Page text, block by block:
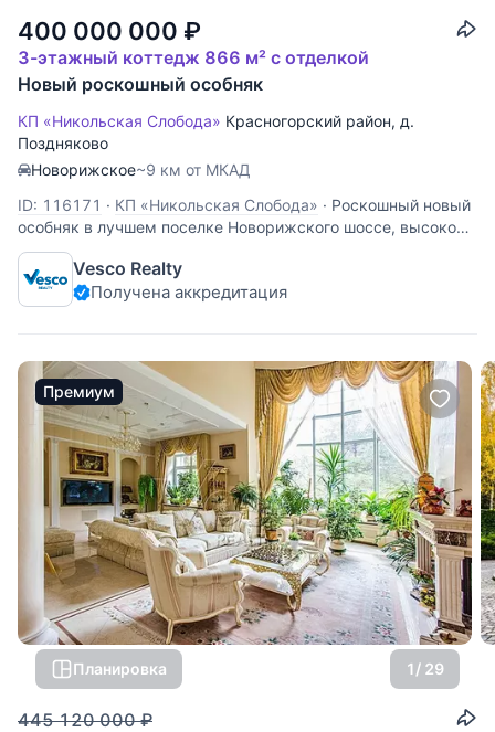
400 000 000 ₽
3-этажный коттедж 866 м² с отделкой
Новый роскошный особняк
КП «Никольская Слобода» Красногорский район, д.
Поздняково
Новорижское~9 км от МКАД
ID: 116171 · КП «Никольская Слобода» · Роскошный новый
особняк в лучшем поселке Новорижского шоссе, высокое
качество отделки. На участке выполнен ландшафтный
дизайн. Основной дом: Цоколь: бильярдная, сауна,
джакузи, с/у, душевая, спортзал, сейфовая комната,
Vesco Realty
Получена аккредитация
Премиум
Планировка 1/ 29
445 120 000 ₽